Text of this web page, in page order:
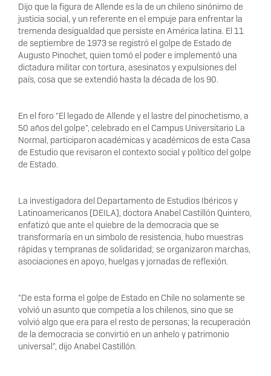
Dijo que la figura de Allende es la de un chileno sinónimo de
justicia social, y un referente en el empuje para enfrentar la
tremenda desigualdad que persiste en América latina. El 11
de septiembre de 1973 se registró el golpe de Estado de
Augusto Pinochet, quien tomó el poder e implementó una
dictadura militar con tortura, asesinatos y expulsiones del
país, cosa que se extendió hasta la década de los 90.
En el foro “El legado de Allende y el lastre del pinochetismo, a
50 años del golpe”, celebrado en el Campus Universitario La
Normal, participaron académicas y académicos de esta Casa
de Estudio que revisaron el contexto social y político del golpe
de Estado.
La investigadora del Departamento de Estudios Ibéricos y
Latinoamericanos (DEILA), doctora Anabel Castillón Quintero,
enfatizó que ante el quiebre de la democracia que se
transformaría en un símbolo de resistencia, hubo muestras
rápidas y tempranas de solidaridad; se organizaron marchas,
asociaciones en apoyo, huelgas y jornadas de reflexión.
“De esta forma el golpe de Estado en Chile no solamente se
volvió un asunto que competía a los chilenos, sino que se
volvió algo que era para el resto de personas; la recuperación
de la democracia se convirtió en un anhelo y patrimonio
universal”, dijo Anabel Castillón.